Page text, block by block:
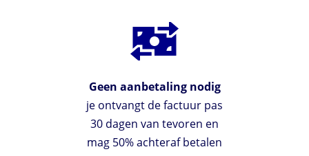
Geen aanbetaling nodig
je ontvangt de factuur pas
30 dagen van tevoren en
mag 50% achteraf betalen